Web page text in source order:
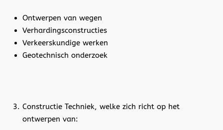
Ontwerpen van wegen
Verhardingsconstructies
Verkeerskundige werken
Geotechnisch onderzoek
Constructie Techniek, welke zich richt op het
ontwerpen van: